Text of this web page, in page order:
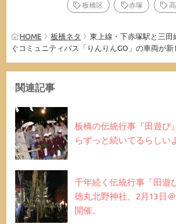
板橋区 赤塚
HOME 板橋ネタ
東上線・下赤塚駅と三田
ぐコミュニティバス「りんりんGO」の車両が新
関連記事
板橋の伝統行事『田遊び
らずっと続いてるらしい
千年続く伝統行事「田遊
徳丸北野神社、2月13日
開催。